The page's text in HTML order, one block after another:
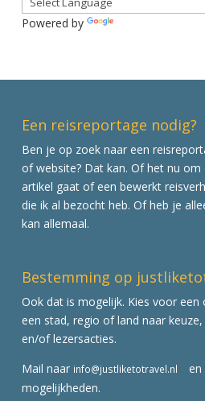
Powered by
Een reisreportage nodig?
Ben je op zoek naar een
of website? Dat kan. Of het nu
artikel gaat of een bewerkt
die ik al bezocht heb. Of heb je
kan allemaal.
Bestemming op
Ook dat is mogelijk. Kies voor
een stad, regio of land naar
en/of lezersacties.
Mail naar info@justliketotravel.nl
en
mogelijkheden.